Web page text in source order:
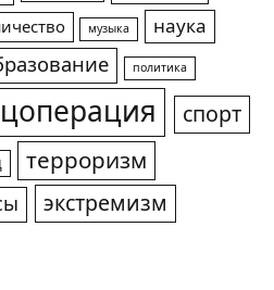
музыка
наука
политика
спорт
терроризм
экстремизм